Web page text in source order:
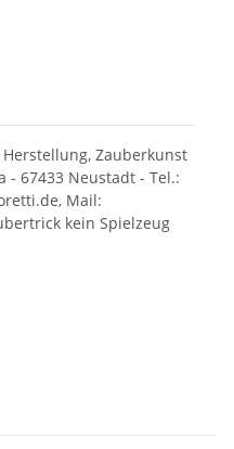
Herstellung, Zauberkunst
- 67433 Neustadt - Tel.:
Mail:
kein Spielzeug